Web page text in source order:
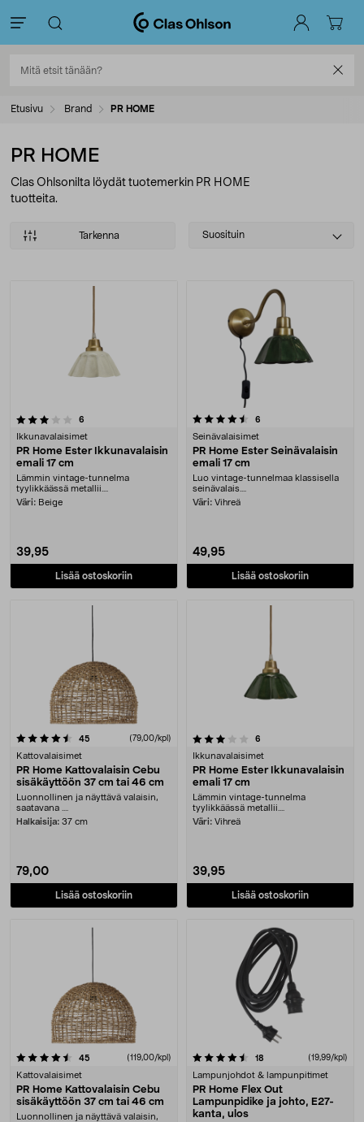
Etusivu Brand PR HOME
PR HOME
Clas Ohlsonilta löydät tuotemerkin PR HOME
tuotteita.
Tarkenna
Select
Suosituin
Tuotteet
6
Ikkunavalaisimet
PR Home Ester Ikkunavalaisin
emali 17 cm
Lämmin vintage-tunnelma
tyylikkäässä metallii....
Väri: Beige
39,95
Lisää ostoskoriin
4.5 viidestä tähdestä 6
Seinävalaisimet
PR Home Ester Seinävalaisin
emali 17 cm
Luo vintage-tunnelmaa klassisella
seinävalais....
Väri: Vihreä
49,95
Lisää ostoskoriin
45 (79,00/kpl)
Kattovalaisimet
PR Home Kattovalaisin Cebu
sisäkäyttöön 37 cm tai 46 cm
Luonnollinen ja näyttävä valaisin,
saatavana ....
Halkaisija: 37 cm
79,00
Lisää ostoskoriin
3.5 viidestä tähdestä 6
Ikkunavalaisimet
PR Home Ester Ikkunavalaisin
emali 17 cm
Lämmin vintage-tunnelma
tyylikkäässä metallii....
Väri: Vihreä
39,95
Lisää ostoskoriin
45 arvostelut(119,00/kpl)
Kattovalaisimet
PR Home Kattovalaisin Cebu
sisäkäyttöön 37 cm tai 46 cm
Luonnollinen ja näyttävä valaisin,
4.5 viidestä tähdestä 18 (19,99/kpl)
Lampunjohdot & lampunpitimet
PR Home Flex Out
Lampunpidike ja johto, E27-
kanta, ulos